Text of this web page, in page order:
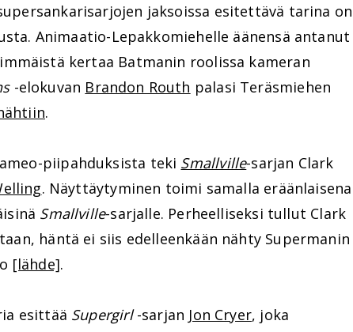
jaksoissa esitettävä tarina on
Animaatio-Lepakkomiehelle äänensä antanut
kertaa Batmanin roolissa kameran
-elokuvan Brandon Routh palasi Teräsmiehen
.
piipahduksista teki Smallville-sarjan Clark
. Näyttäytyminen toimi samalla eräänlaisena
Smallville-sarjalle. Perheelliseksi tullut Clark
häntä ei siis edelleenkään nähty Supermanin
[lähde].
esittää Supergirl-sarjan Jon Cryer, joka